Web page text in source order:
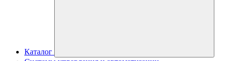
Каталог